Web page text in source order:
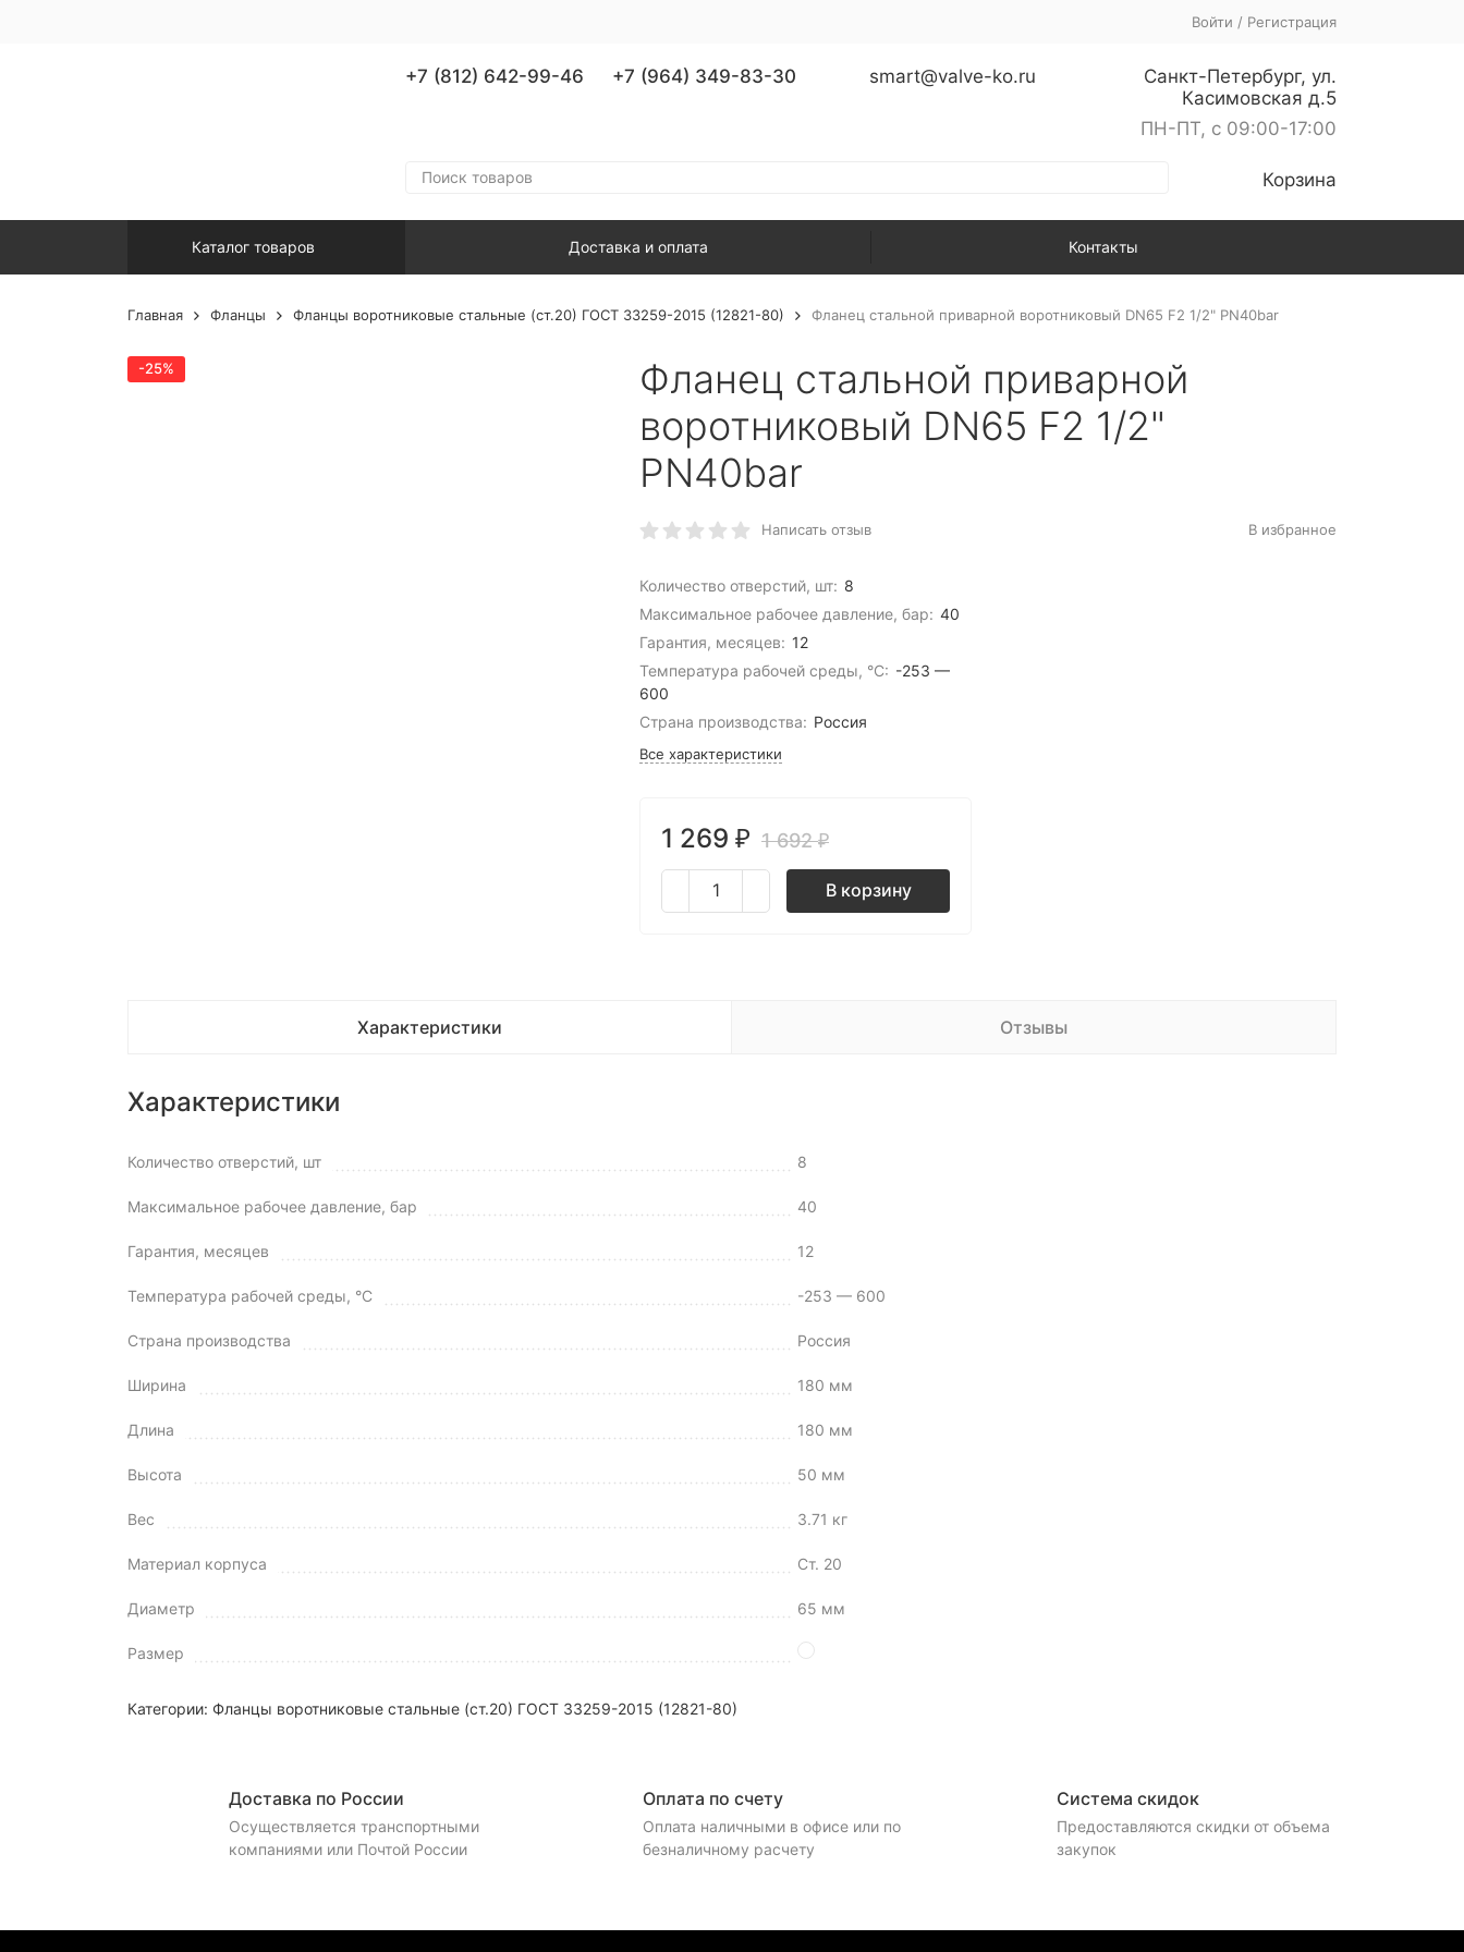
Войти / Регистрация
+7 (812) 642-99-46 +7 (964) 349-83-30 smart@valve-ko.ru
Санкт-Петербург, ул.
Касимовская д.5
ПН-ПТ, с 09:00-17:00
Корзина
Каталог товаров Доставка и оплата Контакты
Главная Фланцы Фланцы воротниковые стальные (ст.20) ГОСТ 33259-2015 (12821-80) Фланец стальной приварной воротниковый DN65 F2 1/2" PN40bar
-25%
Фланец стальной приварной
воротниковый DN65 F2 1/2"
PN40bar
Написать отзыв В избранное
Количество отверстий, шт: 8
Максимальное рабочее давление, бар: 40
Гарантия, месяцев: 12
Температура рабочей среды, °C: -253 —
600
Страна производства: Россия
Все характеристики
1 269 ₽ 1 692₽
В корзину
Характеристики Отзывы
Характеристики
Количество отверстий, шт 8
Максимальное рабочее давление, бар 40
Гарантия, месяцев 12
Температура рабочей среды, °C -253 — 600
Страна производства Россия
Ширина 180 мм
Длина 180 мм
Высота 50 мм
Вес 3.71 кг
Материал корпуса Ст. 20
Диаметр 65 мм
Размер
Категории: Фланцы воротниковые стальные (ст.20) ГОСТ 33259-2015 (12821-80)
Доставка по России
Осуществляется транспортными
компаниями или Почтой России
Оплата по счету
Оплата наличными в офисе или по
безналичному расчету
Система скидок
Предоставляются скидки от объема
закупок